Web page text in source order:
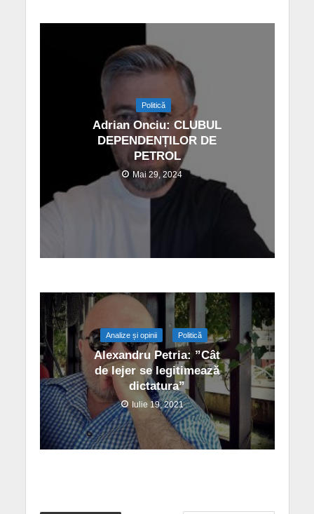
Politică
Adrian Onciu: CLUBUL
DEPENDENȚILOR DE
PETROL
Mai 29, 2024
Analize și opinii Politică
Alexandru Petria: ”Cât
de lejer se legitimează
dictatura”
Iulie 19, 2021